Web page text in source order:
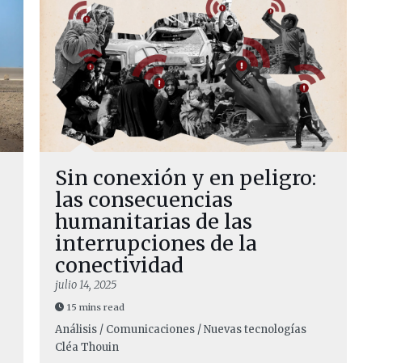
Sin conexión y en peligro:
las consecuencias
humanitarias de las
interrupciones de la
conectividad
julio 14, 2025
15 mins read
Análisis / Comunicaciones / Nuevas tecnologías
Cléa Thouin